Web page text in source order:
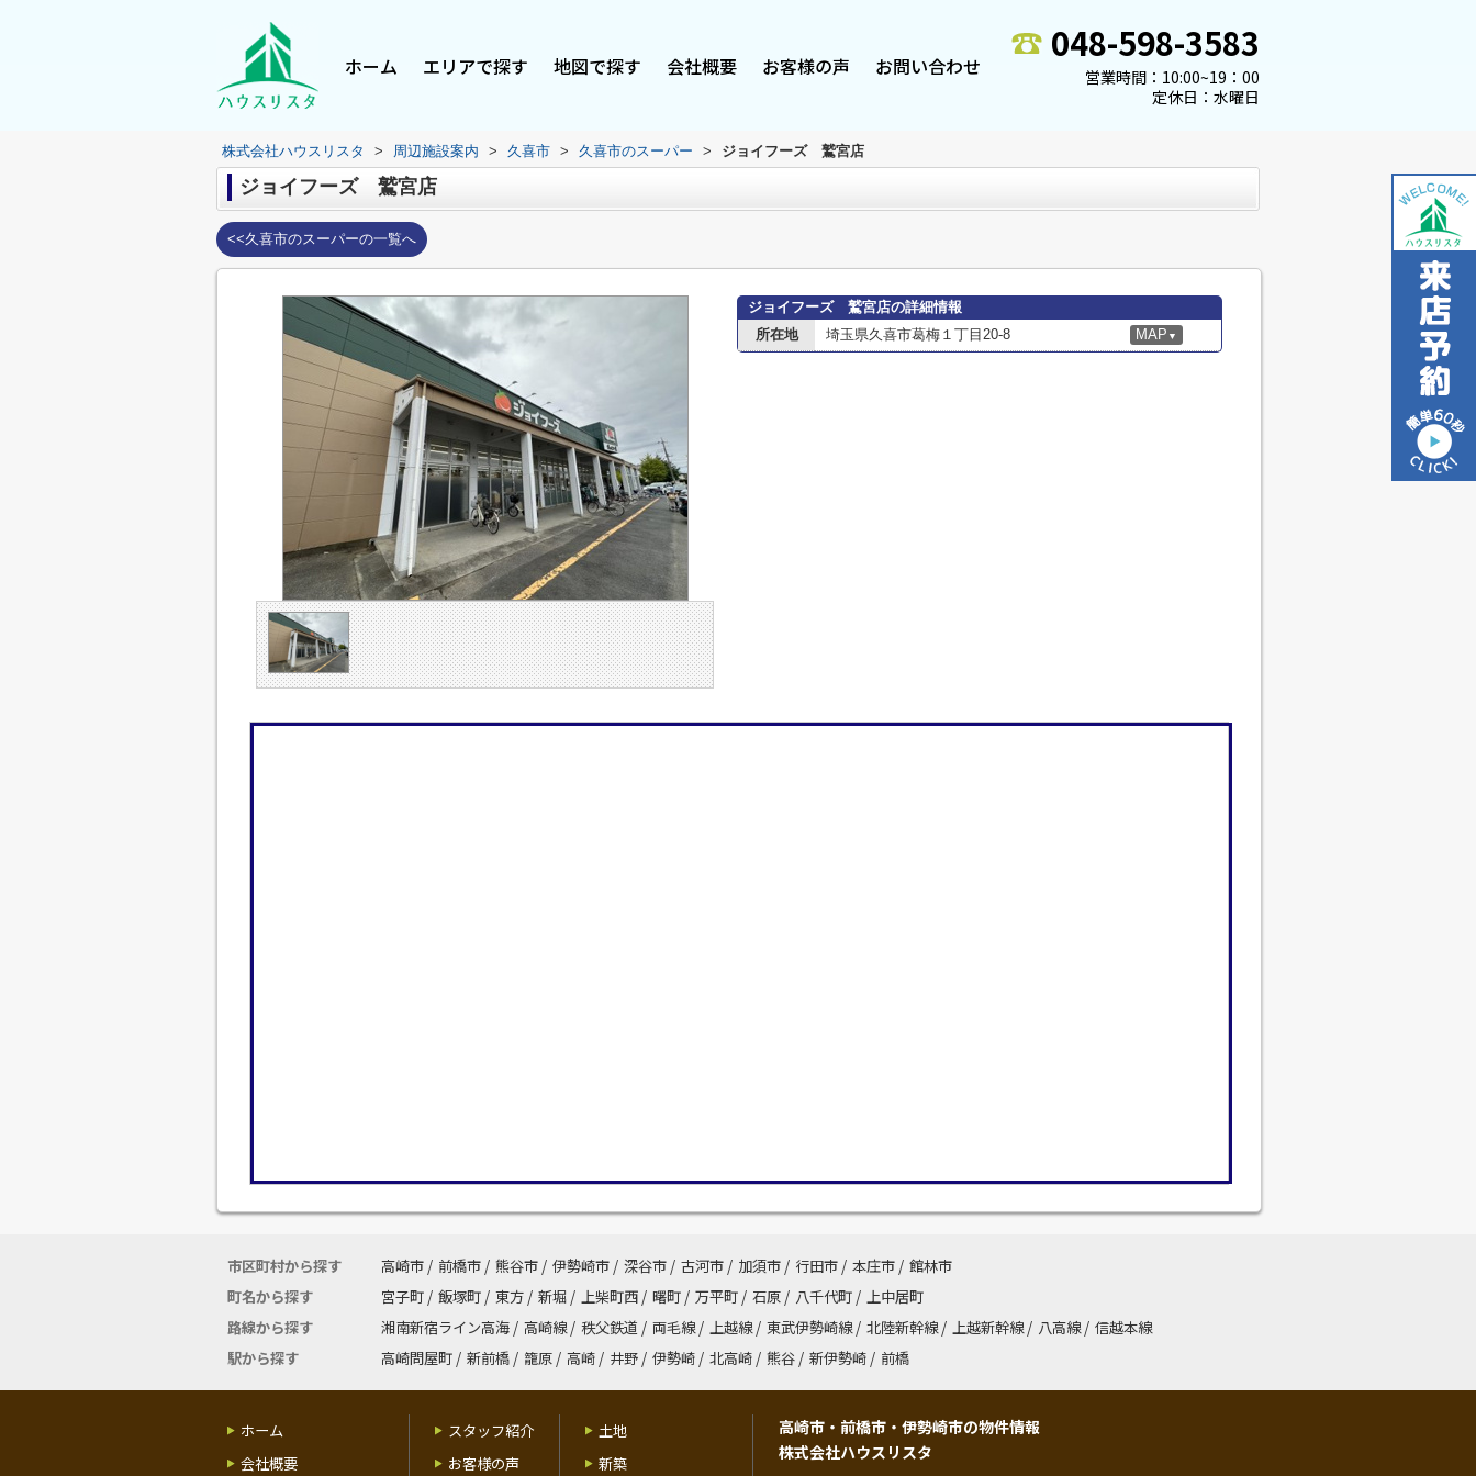
ホーム エリアで探す 地図で探す 会社概要 お客様の声 お問い合わせ
048-598-3583
営業時間：10:00~19：00
定休日：水曜日
株式会社ハウスリスタ > 周辺施設案内 > 久喜市 > 久喜市のスーパー > ジョイフーズ 鷲宮店
ジョイフーズ 鷲宮店
<<久喜市のスーパーの一覧へ
ジョイフーズ 鷲宮店の詳細情報
所在地
埼玉県久喜市葛梅１丁目20-8 MAP ▼
市区町村から探す 高崎市 / 前橋市 / 熊谷市 / 伊勢崎市 / 深谷市 / 古河市 / 加須市 / 行田市 / 本庄市 / 館林市
町名から探す
宮子町 / 飯塚町 / 東方 / 新堀 / 上柴町西 / 曙町 / 万平町 / 石原 / 八千代町 / 上中居町
路線から探す
湘南新宿ライン高海 / 高崎線 / 秩父鉄道 / 両毛線 / 上越線 / 東武伊勢崎線 / 北陸新幹線 / 上越新幹線 / 八高線 / 信越本線
駅から探す
高崎問屋町 / 新前橋 / 籠原 / 高崎 / 井野 / 伊勢崎 / 北高崎 / 熊谷 / 新伊勢崎 / 前橋
ホーム
会社概要
スタッフ紹介
お客様の声
土地
新築
高崎市・前橋市・伊勢崎市の物件情報
株式会社ハウスリスタ